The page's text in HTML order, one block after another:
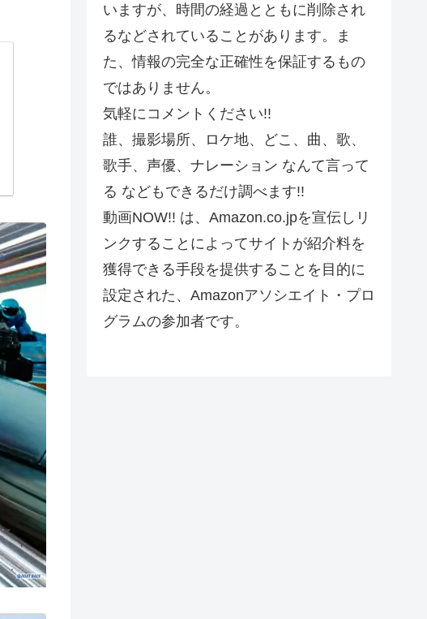
いますが、時間の経過とともに削除され
るなどされていることがあります。ま
た、情報の完全な正確性を保証するもの
ではありません。
気軽にコメントください!!
誰、撮影場所、ロケ地、どこ、曲、歌、
歌手、声優、ナレーション なんて言って
る などもできるだけ調べます!!
動画NOW!! は、Amazon.co.jpを宣伝しリ
ンクすることによってサイトが紹介料を
獲得できる手段を提供することを目的に
設定された、Amazonアソシエイト・プロ
グラムの参加者です。